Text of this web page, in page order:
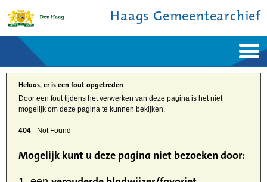
Haags Gemeentearchief
Home
Nieuws
Ontdek de stad
De studiezaal
Bronnen en collecties
Over ons
Contact
Helaas, er is een fout opgetreden
Door een fout tijdens het verwerken van deze pagina is het niet
mogelijk om deze pagina te kunnen bekijken.
404 - Not Found
Mogelijk kunt u deze pagina niet bezoeken door: